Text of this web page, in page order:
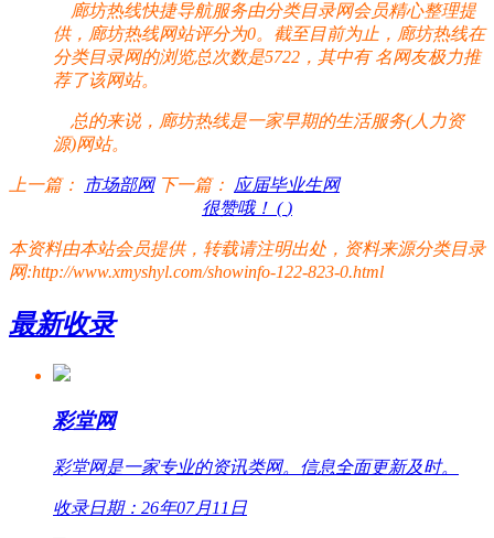
廊坊热线快捷导航服务由分类目录网会员精心整理提
供，廊坊热线网站评分为0。截至目前为止，廊坊热线在
分类目录网的浏览总次数是5722，其中有名网友极力推
荐了该网站。
总的来说，廊坊热线是一家早期的生活服务(人力资
源)网站。
上一篇： 市场部网 下一篇： 应届毕业生网
很赞哦！ ( )
本资料由本站会员提供，转载请注明出处，资料来源分类目录
网:http://www.xmyshyl.com/showinfo-122-823-0.html
最新收录
彩堂网
彩堂网是一家专业的资讯类网。信息全面更新及时。
收录日期：26年07月11日